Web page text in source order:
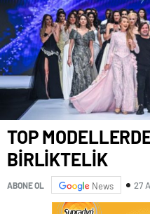
TOP
BİRLİKTELİK
ABONE OL News 27